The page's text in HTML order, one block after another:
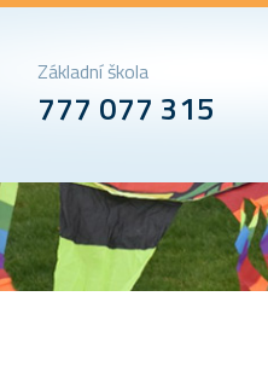
Základní škola
777 077 315